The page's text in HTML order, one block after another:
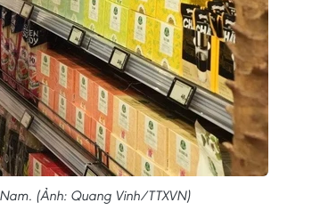
(Ảnh: Quang Vinh/TTXVN)